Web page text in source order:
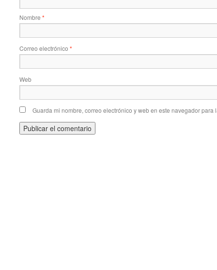
Nombre *
Correo electrónico *
Web
Guarda mi nombre, correo electrónico y web en este navegador para